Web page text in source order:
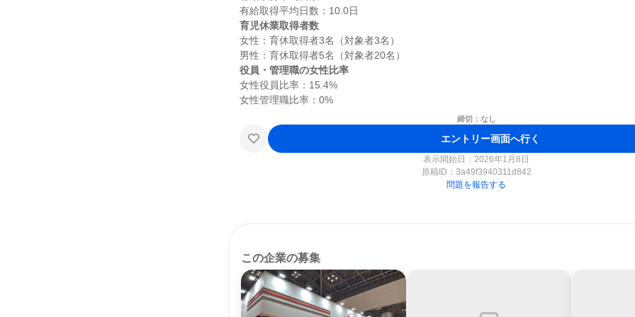
育児休業取得者数
女性：育休取得者3名（対象者3名）
役員・管理職の女性比率
女性役員比率：15.4%
締切：なし
エントリー画面へ行く
表示開始日：2026年1月8日
原稿ID： 3a49f3940311d842
問題を報告する
この企業の募集